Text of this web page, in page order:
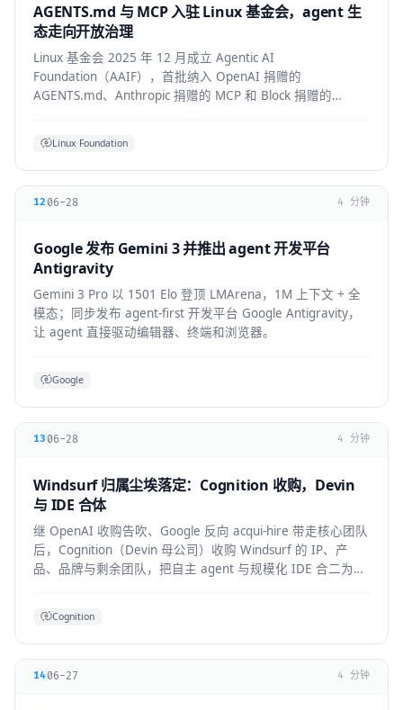
AGENTS.md 与 MCP 入驻 Linux 基金会，agent 生
态走向开放治理
Linux 基金会 2025 年 12 月成立 Agentic AI
Foundation（AAIF），首批纳入 OpenAI 捐赠的
AGENTS.md、Anthropic 捐赠的 MCP 和 Block 捐赠的
Linux Foundation
12 06-28 4 分钟
Google 发布 Gemini 3 并推出 agent 开发平台
Antigravity
Gemini 3 Pro 以 1501 Elo 登顶 LMArena，1M 上下文 + 全
模态；同步发布 agent-first 开发平台 Google Antigravity，
让 agent 直接驱动编辑器、终端和浏览器。
Google
13 06-28 4 分钟
Windsurf 归属尘埃落定：Cognition 收购，Devin
与 IDE 合体
继 OpenAI 收购告吹、Google 反向 acqui-hire 带走核心团队
后，Cognition（Devin 母公司）收购 Windsurf 的 IP、产
品、品牌与剩余团队，把自主 agent 与规模化 IDE 合二为
Cognition
1406-27 4 分钟